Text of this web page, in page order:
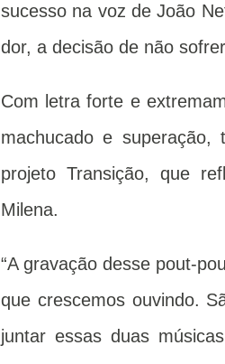
sucesso na voz de João
dor, a decisão de não
Com letra forte e
machucado e
projeto Transição, que
Milena.
“A gravação desse pout-
que crescemos ouvindo.
juntar essas duas